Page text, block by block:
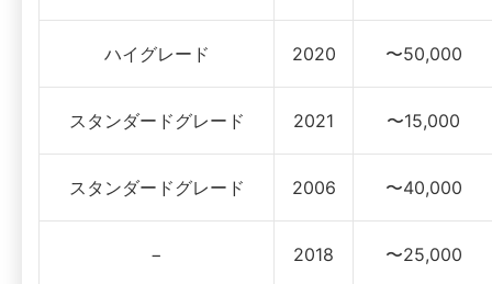
ハイグレード 2020 〜50,000
スタンダードグレード 2021 〜15,000
スタンダードグレード 2006 〜40,000
− 2018 〜25,000